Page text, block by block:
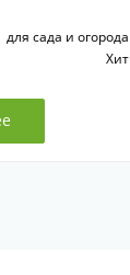
для сада и огорода
Хит